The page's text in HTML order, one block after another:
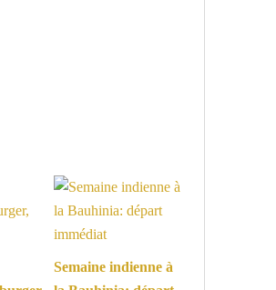
Semaine indienne à